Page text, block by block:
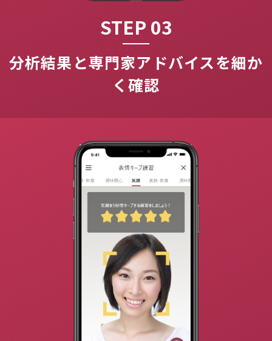
STEP 03
分析結果と専門家アドバイスを細か
く確認